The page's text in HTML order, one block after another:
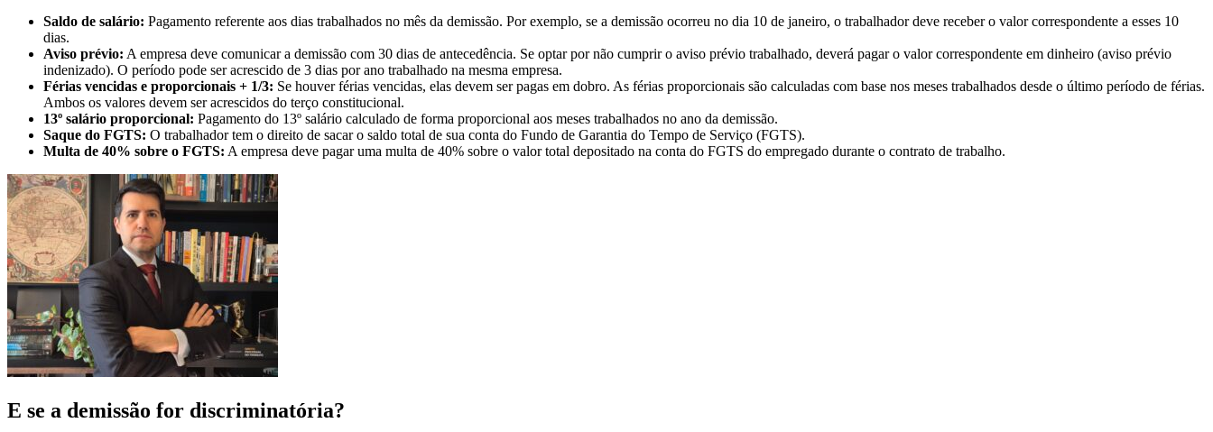
Saldo de salário: Pagamento referente aos dias trabalhados no mês da demissão. Por exemplo, se a demissão ocorreu no dia 10 de janeiro, o trabalhador deve receber o valor correspondente a esses 10
dias.
Aviso prévio: A empresa deve comunicar a demissão com 30 dias de antecedência. Se optar por não cumprir o aviso prévio trabalhado, deverá pagar o valor correspondente em dinheiro (aviso prévio
indenizado). O período pode ser acrescido de 3 dias por ano trabalhado na mesma empresa.
Férias vencidas e proporcionais + 1/3: Se houver férias vencidas, elas devem ser pagas em dobro. As férias proporcionais são calculadas com base nos meses trabalhados desde o último período de férias.
Ambos os valores devem ser acrescidos do terço constitucional.
13º salário proporcional: Pagamento do 13º salário calculado de forma proporcional aos meses trabalhados no ano da demissão.
Saque do FGTS: O trabalhador tem o direito de sacar o saldo total de sua conta do Fundo de Garantia do Tempo de Serviço (FGTS).
Multa de 40% sobre o FGTS: A empresa deve pagar uma multa de 40% sobre o valor total depositado na conta do FGTS do empregado durante o contrato de trabalho.
E se a demissão for discriminatória?